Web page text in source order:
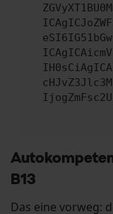
B13
Das eine vorweg: